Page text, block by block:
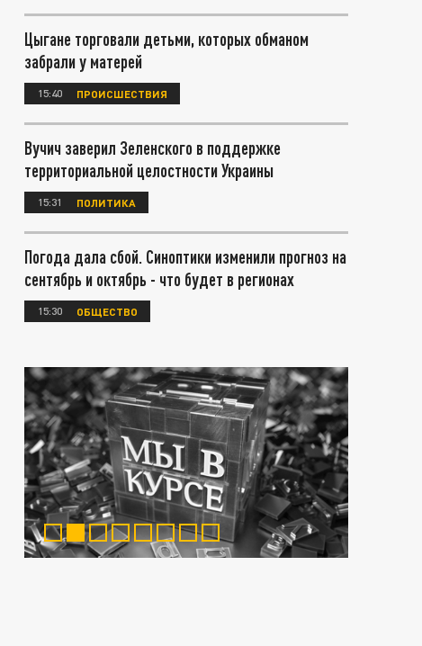
Цыгане торговали детьми, которых обманом
забрали у матерей
15:40 ПРОИСШЕСТВИЯ
Вучич заверил Зеленского в поддержке
территориальной целостности Украины
15:31 ПОЛИТИКА
Погода дала сбой. Синоптики изменили прогноз на
сентябрь и октябрь - что будет в регионах
15:30 ОБЩЕСТВО